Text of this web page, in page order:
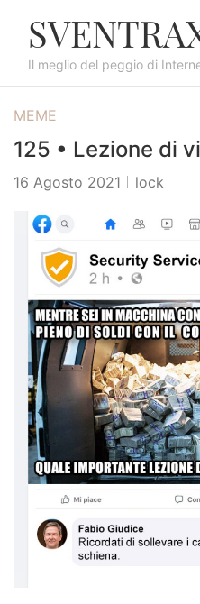
Il meglio del peggio di
MEME
125 • Lezione di
16 Agosto 2021 lock